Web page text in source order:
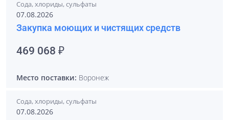
Сода, хлориды, сульфаты
07.08.2026
Закупка моющих и чистящих средств
469 068 ₽
Место поставки: Воронеж
Сода, хлориды, сульфаты
07.08.2026